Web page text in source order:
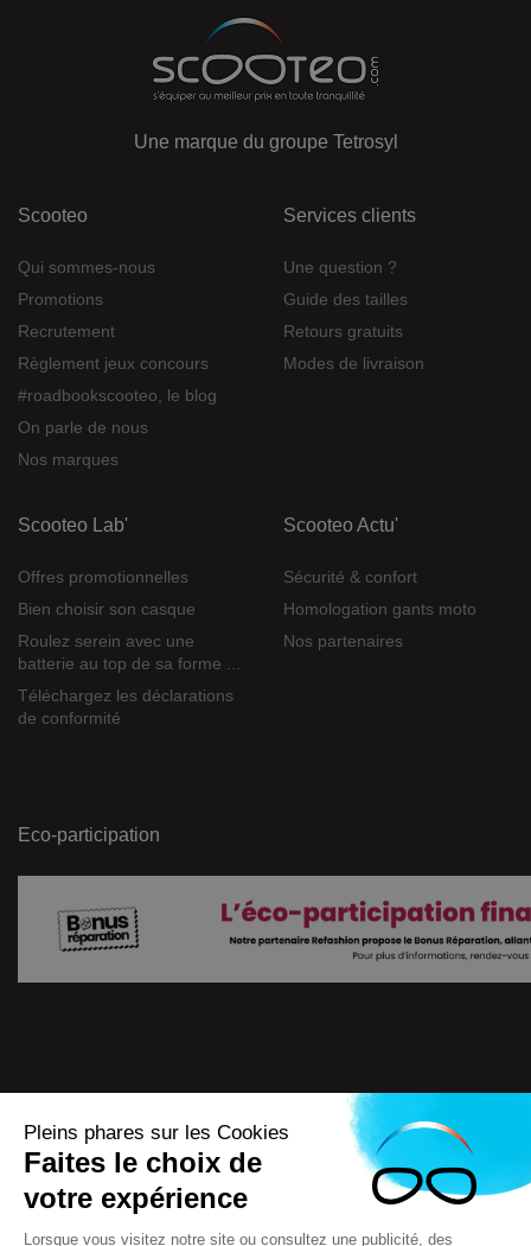
Une marque du groupe Tetrosyl
Scooteo
Qui sommes-nous
Promotions
Recrutement
Règlement jeux concours
#roadbookscooteo, le blog
On parle de nous
Nos marques
Services clients
Une question ?
Guide des tailles
Retours gratuits
Modes de livraison
Scooteo Lab'
Offres promotionnelles
Bien choisir son casque
Roulez serein avec une
batterie au top de sa forme ...
Téléchargez les déclarations
de conformité
Scooteo Actu'
Sécurité & confort
Homologation gants moto
Nos partenaires
Eco-participation
Pleins phares sur les Cookies
Faites le choix de
votre expérience
Lorsque vous visitez notre site ou consultez une publicité, des